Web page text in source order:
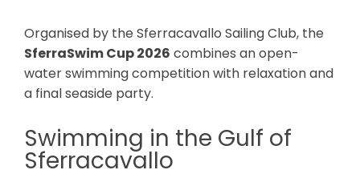
Organised by the Sferracavallo Sailing Club, the
SferraSwim Cup 2026 combines an open-
water swimming competition with relaxation and
a final seaside party.
Swimming in the Gulf of
Sferracavallo